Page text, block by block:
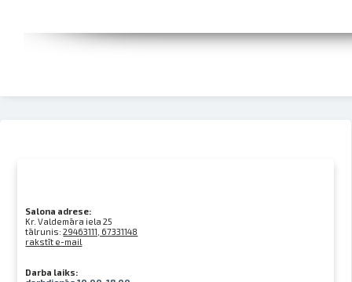
Salona adrese:
Kr. Valdemāra iela 25
tālrunis:29463111, 67331148
rakstīt e-mail
Darba laiks: